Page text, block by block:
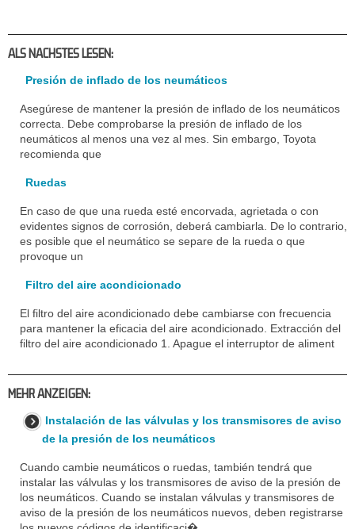
ALS NACHSTES LESEN:
Presión de inflado de los neumáticos
Asegúrese de mantener la presión de inflado de los neumáticos
correcta. Debe comprobarse la presión de inflado de los
neumáticos al menos una vez al mes. Sin embargo, Toyota
recomienda que
Ruedas
En caso de que una rueda esté encorvada, agrietada o con
evidentes signos de corrosión, deberá cambiarla. De lo contrario,
es posible que el neumático se separe de la rueda o que
provoque un
Filtro del aire acondicionado
El filtro del aire acondicionado debe cambiarse con frecuencia
para mantener la eficacia del aire acondicionado. Extracción del
filtro del aire acondicionado 1. Apague el interruptor de aliment
MEHR ANZEIGEN:
Instalación de las válvulas y los transmisores de aviso
de la presión de los neumáticos
Cuando cambie neumáticos o ruedas, también tendrá que
instalar las válvulas y los transmisores de aviso de la presión de
los neumáticos. Cuando se instalan válvulas y transmisores de
aviso de la presión de los neumáticos nuevos, deben registrarse